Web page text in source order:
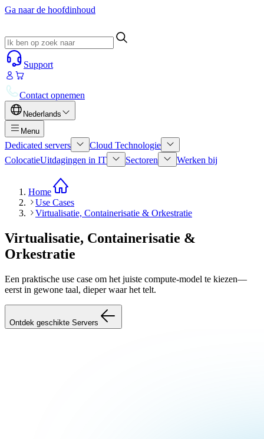
Ga naar de hoofdinhoud
Support
Contact opnemen
Nederlands
Menu
Dedicated servers
Cloud Technologie
ColocatieUitdagingen in IT Sectoren Werken bij
Home
Use Cases
Virtualisatie, Containerisatie & Orkestratie
Virtualisatie, Containerisatie &
Orkestratie
Een praktische use case om het juiste compute-model te kiezen—
eerst in gewone taal, dieper waar het telt.
Ontdek geschikte Servers